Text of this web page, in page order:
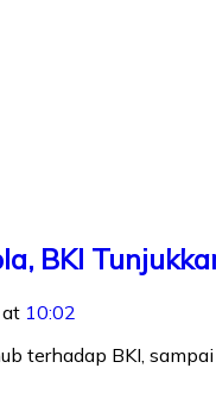
BKI
10:02
terhadap BKI,